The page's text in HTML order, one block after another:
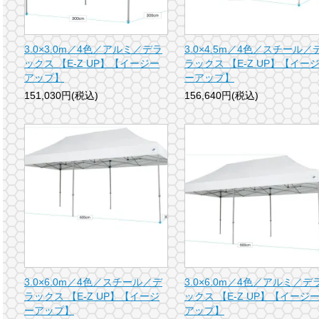
3.0×3.0m／4色／アルミ／デラ
ックス 【E-Z UP】【イージー
アップ】
151,030円(税込)
3.0×4.5m／4色／スチール／
ラックス 【E-Z UP】【イージ
ーアップ】
156,640円(税込)
3.0×6.0m／4色／スチール／デ
ラックス 【E-Z UP】【イージ
ーアップ】
3.0×6.0m／4色／アルミ／デ
ックス 【E-Z UP】【イージー
アップ】